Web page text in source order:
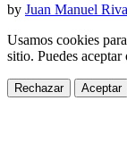
by Juan Manuel
Usamos cookies
sitio. Puedes
Rechazar Aceptar